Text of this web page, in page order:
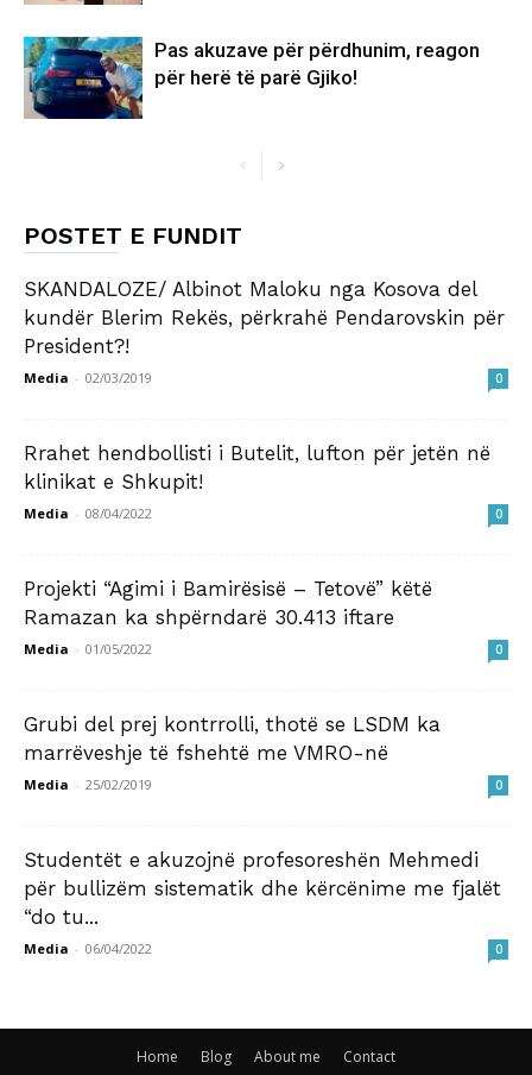
Pas akuzave për përdhunim, reagon
për herë të parë Gjiko!
POSTET E FUNDIT
SKANDALOZE/ Albinot Maloku nga Kosova del
kundër Blerim Rekës, përkrahë Pendarovskin për
President?!
Media - 02/03/2019 0
Rrahet hendbollisti i Butelit, lufton për jetën në
klinikat e Shkupit!
Media - 08/04/2022 0
Projekti “Agimi i Bamirësisë – Tetovë” këtë
Ramazan ka shpërndarë 30.413 iftare
Media - 01/05/2022 0
Grubi del prej kontrrolli, thotë se LSDM ka
marrëveshje të fshehtë me VMRO-në
Media - 25/02/2019 0
Studentët e akuzojnë profesoreshën Mehmedi
për bullizëm sistematik dhe kërcënime me fjalët
“do tu...
Media - 06/04/2022 0
Home Blog About me Contact